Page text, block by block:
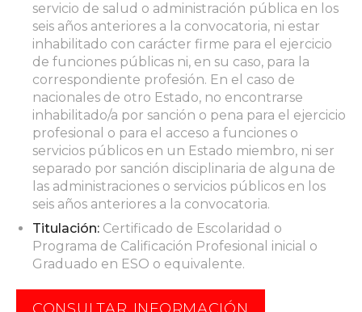
servicio de salud o administración pública en los
seis años anteriores a la convocatoria, ni estar
inhabilitado con carácter firme para el ejercicio
de funciones públicas ni, en su caso, para la
correspondiente profesión. En el caso de
nacionales de otro Estado, no encontrarse
inhabilitado/a por sanción o pena para el ejercicio
profesional o para el acceso a funciones o
servicios públicos en un Estado miembro, ni ser
separado por sanción disciplinaria de alguna de
las administraciones o servicios públicos en los
seis años anteriores a la convocatoria.
Titulación: Certificado de Escolaridad o
Programa de Calificación Profesional inicial o
Graduado en ESO o equivalente.